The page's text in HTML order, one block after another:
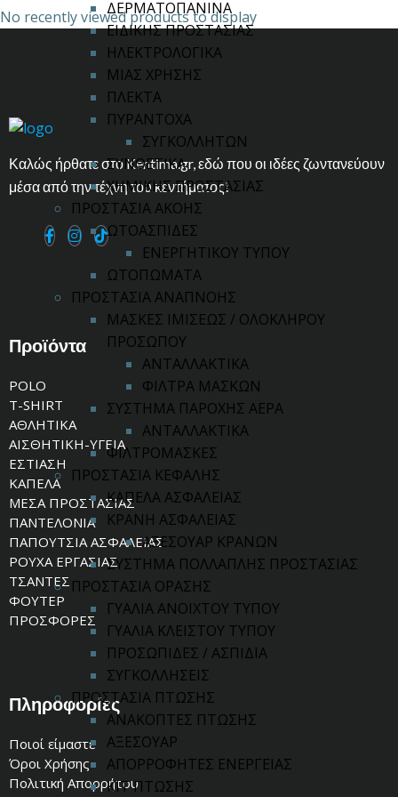
ΔΕΡΜΑΤΟΠΑΝΙΝΑ
ΕΙΔΙΚΗΣ ΠΡΟΣΤΑΣΙΑΣ
ΗΛΕΚΤΡΟΛΟΓΙΚΑ
ΜΙΑΣ ΧΡΗΣΗΣ
ΠΛΕΚΤΑ
ΠΥΡΑΝΤΟΧΑ
ΣΥΓΚΟΛΛΗΤΩΝ
ΣΥΝΘΕΤΙΚΑ
ΧΗΜΙΚΗΣ ΠΡΟΣΤΑΣΙΑΣ
ΠΡΟΣΤΑΣΙΑ ΑΚΟΗΣ
ΩΤΟΑΣΠΙΔΕΣ
ΕΝΕΡΓΗΤΙΚΟΥ ΤΥΠΟΥ
ΩΤΟΠΩΜΑΤΑ
ΠΡΟΣΤΑΣΙΑ ΑΝΑΠΝΟΗΣ
ΜΑΣΚΕΣ ΙΜΙΣΕΩΣ / ΟΛΟΚΛΗΡΟΥ
ΠΡΟΣΩΠΟΥ
ΑΝΤΑΛΛΑΚΤΙΚΑ
ΦΙΛΤΡΑ ΜΑΣΚΩΝ
ΣΥΣΤΗΜΑ ΠΑΡΟΧΗΣ ΑΕΡΑ
ΑΝΤΑΛΛΑΚΤΙΚΑ
ΦΙΛΤΡΟΜΑΣΚΕΣ
ΠΡΟΣΤΑΣΙΑ ΚΕΦΑΛΗΣ
ΚΑΠΕΛΑ ΑΣΦΑΛΕΙΑΣ
ΚΡΑΝΗ ΑΣΦΑΛΕΙΑΣ
ΑΞΕΣΟΥΑΡ ΚΡΑΝΩΝ
ΣΥΣΤΗΜΑ ΠΟΛΛΑΠΛΗΣ ΠΡΟΣΤΑΣΙΑΣ
ΠΡΟΣΤΑΣΙΑ ΟΡΑΣΗΣ
ΓΥΑΛΙΑ ΑΝΟΙΧΤΟΥ ΤΥΠΟΥ
ΓΥΑΛΙΑ ΚΛΕΙΣΤΟΥ ΤΥΠΟΥ
ΠΡΟΣΩΠΙΔΕΣ / ΑΣΠΙΔΙΑ
ΣΥΓΚΟΛΛΗΣΕΙΣ
ΠΡΟΣΤΑΣΙΑ ΠΤΩΣΗΣ
ΑΝΑΚΟΠΤΕΣ ΠΤΩΣΗΣ
ΑΞΕΣΟΥΑΡ
ΑΠΟΡΡΟΦΗΤΕΣ ΕΝΕΡΓΕΙΑΣ
ΚΙΤ ΠΤΩΣΗΣ
No recently viewed products to display
Καλώς ήρθατε στο Kentima.gr, εδώ που οι ιδέες ζωντανεύουν
μέσα από την τέχνη του κεντήματος!
Προϊόντα
POLO
T-SHIRT
ΑΘΛΗΤΙΚΑ
ΑΙΣΘΗΤΙΚΗ-ΥΓΕΙΑ
ΕΣΤΙΑΣΗ
ΚΑΠΕΛΑ
ΜΕΣΑ ΠΡΟΣΤΑΣΙΑΣ
ΠΑΝΤΕΛΟΝΙΑ
ΠΑΠΟΥΤΣΙΑ ΑΣΦΑΛΕΙΑΣ
ΡΟΥΧΑ ΕΡΓΑΣΙΑΣ
ΤΣΑΝΤΕΣ
ΦΟΥΤΕΡ
ΠΡΟΣΦΟΡΕΣ
Πληροφορίες
Ποιοί είμαστε
Όροι Χρήσης
Πολιτική Απορρήτου